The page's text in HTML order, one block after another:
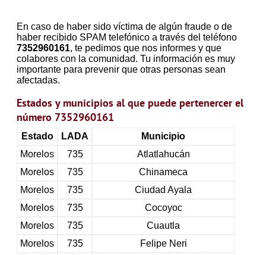
En caso de haber sido víctima de algún fraude o de
haber recibido SPAM telefónico a través del teléfono
7352960161, te pedimos que nos informes y que
colabores con la comunidad. Tu información es muy
importante para prevenir que otras personas sean
afectadas.
Estados y municipios al que puede pertenercer el
número 7352960161
Estado LADA
Municipio
Morelos
735
Atlatlahucán
Morelos
735
Chinameca
Morelos
735
Ciudad Ayala
Morelos
735
Cocoyoc
Morelos
735
Cuautla
Morelos
735
Felipe Neri